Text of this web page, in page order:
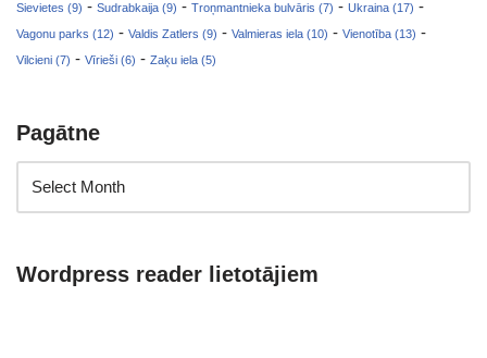
Sievietes (9) - Sudrabkaija (9) - Troņmantnieka bulvāris (7) - Ukraina (17) -
Vagonu parks (12) - Valdis Zatlers (9) - Valmieras iela (10) - Vienotība (13) -
Vilcieni (7) - Vīrieši (6) - Zaķu iela (5)
Pagātne
Wordpress reader lietotājiem